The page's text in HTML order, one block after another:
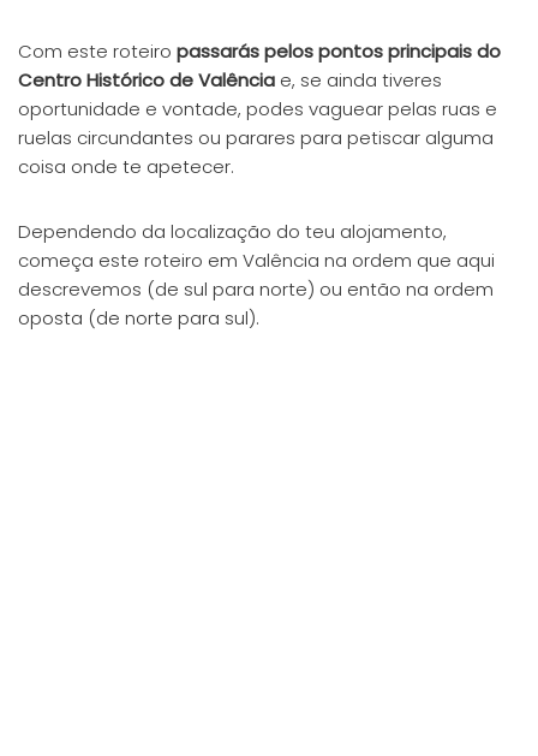
Com este roteiro passarás pelos pontos principais do
Centro Histórico de Valência e, se ainda tiveres
oportunidade e vontade, podes vaguear pelas ruas e
ruelas circundantes ou parares para petiscar alguma
coisa onde te apetecer.
Dependendo da localização do teu alojamento,
começa este roteiro em Valência na ordem que aqui
descrevemos (de sul para norte) ou então na ordem
oposta (de norte para sul).